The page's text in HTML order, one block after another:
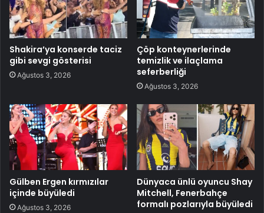
Shakira’ya konserde taciz
gibi sevgi gösterisi
Ağustos 3, 2026
Çöp konteynerlerinde
temizlik ve ilaçlama
seferberliği
Ağustos 3, 2026
Gülben Ergen kırmızılar
içinde büyüledi
Ağustos 3, 2026
Dünyaca ünlü oyuncu Shay
Mitchell, Fenerbahçe
formalı pozlarıyla büyüledi